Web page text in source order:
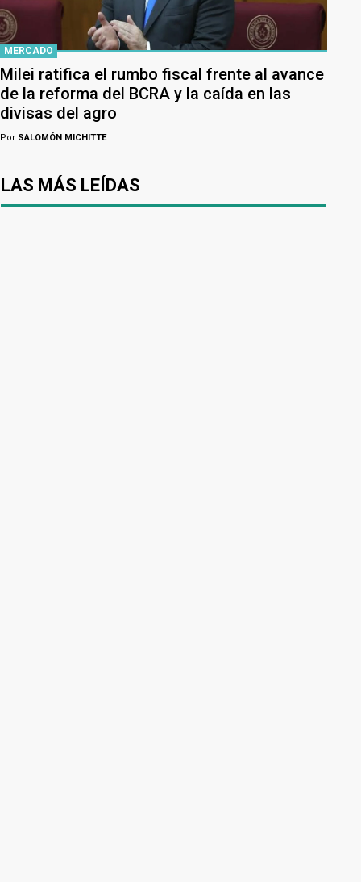
MERCADO
Milei ratifica el rumbo fiscal frente al avance
de la reforma del BCRA y la caída en las
divisas del agro
Por SALOMÓN MICHITTE
LAS MÁS LEÍDAS